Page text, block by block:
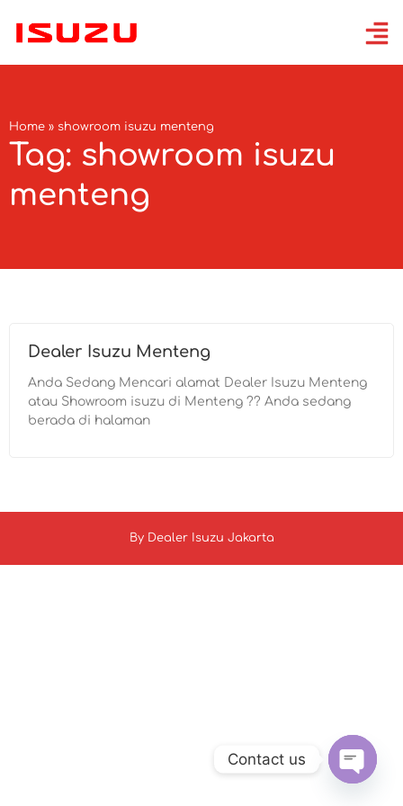
Home » showroom isuzu menteng
Tag: showroom isuzu
menteng
Dealer Isuzu Menteng
Anda Sedang Mencari alamat Dealer Isuzu Menteng
atau Showroom isuzu di Menteng ?? Anda sedang
berada di halaman
By Dealer Isuzu Jakarta
Contact us